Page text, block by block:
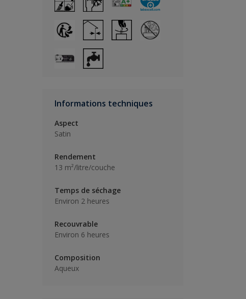
Informations techniques
Aspect
Satin
Rendement
13 m²/litre/couche
Temps de séchage
Environ 2 heures
Recouvrable
Environ 6 heures
Composition
Aqueux